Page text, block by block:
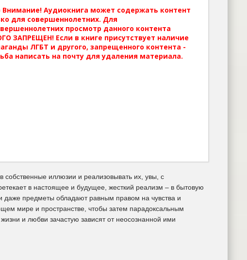
Внимание! Аудиокнига может содержать контент
для совершеннолетних. Для
просмотр данного контента
ЗАПРЕЩЕН! Если в книге присутствует наличие
ЛГБТ и другого, запрещенного контента -
написать на почту для удаления материала.
собственные иллюзии и реализовывать их, увы, с
в настоящее и будущее, жесткий реализм – в бытовую
предметы обладают равным правом на чувства и
мире и пространстве, чтобы затем парадоксальным
и любви зачастую зависят от неосознанной ими